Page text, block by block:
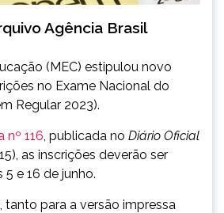
Agência Brasil
(MEC) estipulou novo
no Exame Nacional do
Regular 2023).
nº 116 , publicada no Diário Oficial
as inscrições deverão ser
e 16 de junho.
tanto para a versão impressa